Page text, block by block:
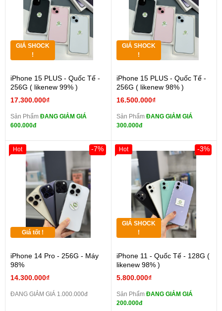
GIÁ SHOCK
!
iPhone 15 PLUS - Quốc Tế -
256G ( likenew 99% )
17.300.000₫
Sản Phẩm ĐANG GIẢM GIÁ
600.000đ
GIÁ SHOCK
!
iPhone 15 PLUS - Quốc Tế -
256G ( likenew 98% )
16.500.000₫
Sản Phẩm ĐANG GIẢM GIÁ
300.000đ
Giá tốt !
iPhone 14 Pro - 256G - Máy
98%
14.300.000₫
-7%
ĐANG GIẢM GIÁ 1.000.000đ
Hot
GIÁ SHOCK
!
iPhone 11 - Quốc Tế - 128G (
likenew 98% )
5.800.000₫
-3%
Sản Phẩm ĐANG GIẢM GIÁ
200.000đ
Hot